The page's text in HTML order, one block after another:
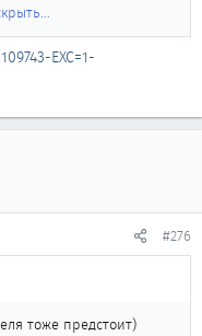
EXC=1-
#276
тоже предстоит)